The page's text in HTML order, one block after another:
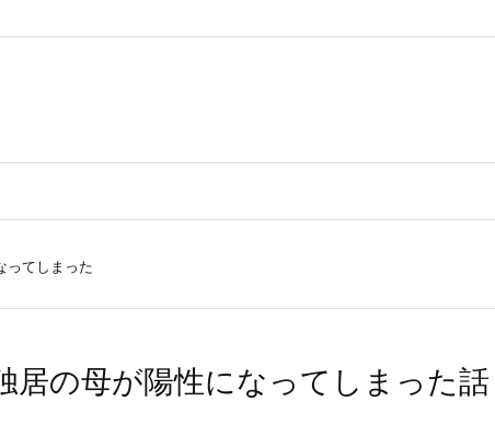
ってしまった
居の母が陽性になってしまった話